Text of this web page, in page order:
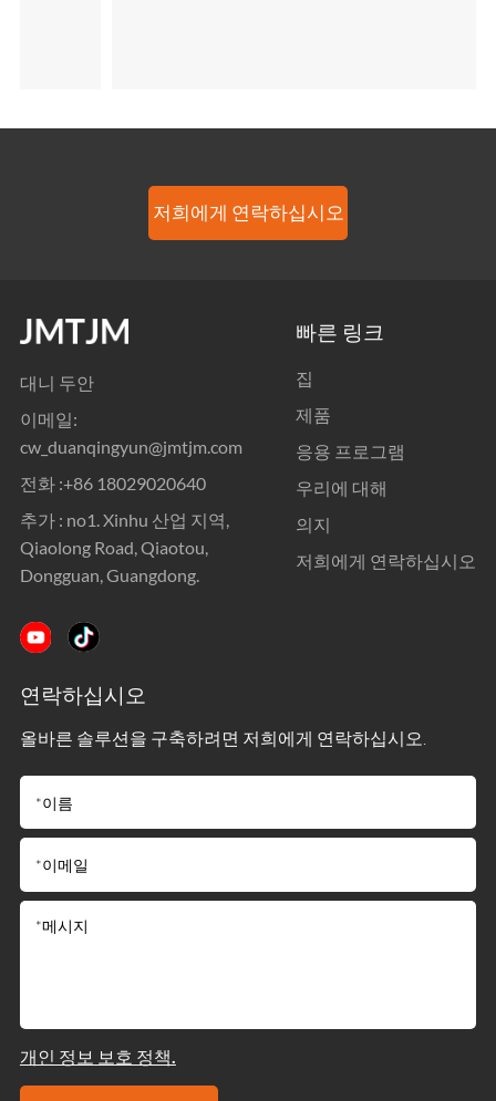
저희에게 연락하십시오
대니 두안
이메일:
cw_duanqingyun@jmtjm.com
전화 :+86 18029020640
추가 : no1. Xinhu 산업 지역,
Qiaolong Road, Qiaotou,
Dongguan, Guangdong.
빠른 링크
집
제품
응용 프로그램
우리에 대해
의지
저희에게 연락하십시오
연락하십시오
올바른 솔루션을 구축하려면 저희에게 연락하십시오.
개인 정보 보호 정책.